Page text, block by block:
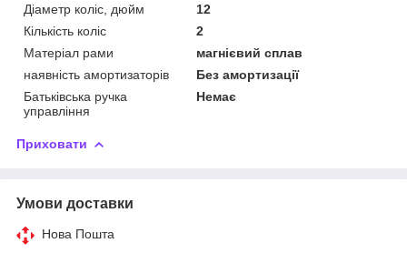
Діаметр коліс, дюйм
12
Кількість коліс
2
Матеріал рами
магнієвий сплав
наявність амортизаторів
Без амортизації
Батьківська ручка
управління
Немає
Приховати
Умови доставки
Нова Пошта